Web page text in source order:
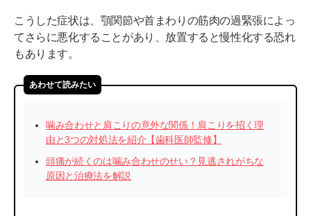
こうした症状は、顎関節や首まわりの筋肉の過緊張によっ
てさらに悪化することがあり、放置すると慢性化する恐れ
もあります。
あわせて読みたい
噛み合わせと肩こりの意外な関係！肩こりを招く理
由と3つの対処法を紹介【歯科医師監修】
頭痛が続くのは噛み合わせのせい？見逃されがちな
原因と治療法を解説